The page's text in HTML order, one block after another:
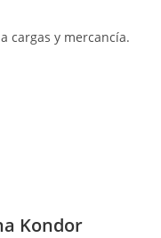
cargas y mercancía.
Kondor